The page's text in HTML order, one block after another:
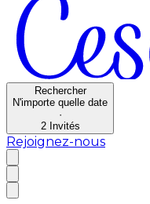
Rechercher
N'importe quelle date
·
2 Invités
Rejoignez-nous